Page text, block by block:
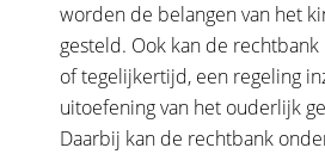
worden de belangen van het
gesteld. Ook kan de rechtbank
of tegelijkertijd, een regeling
uitoefening van het ouderlijk
Daarbij kan de rechtbank